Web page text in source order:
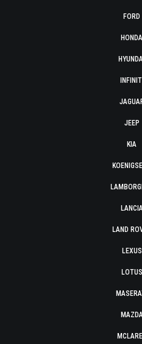
FORD
HONDA
INFINITI
JEEP
KIA
LAND
LEXUS
LOTUS